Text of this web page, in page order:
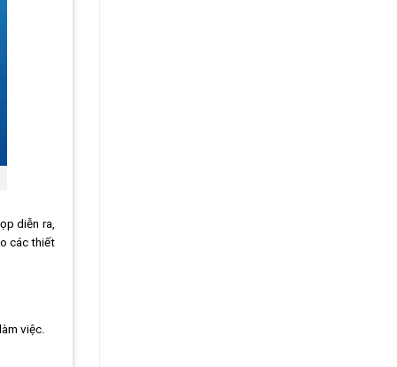
diễn ra,
các thiết
việc.